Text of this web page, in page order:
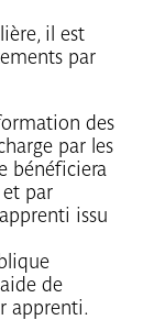
il est
par
des
par les
bénéficiera
par
issu
de
apprenti.